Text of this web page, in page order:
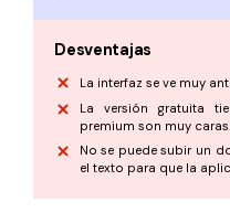
Desventajas
La interfaz se ve muy
La versión gratuita
premium son muy caras.
No se puede subir un
el texto para que la